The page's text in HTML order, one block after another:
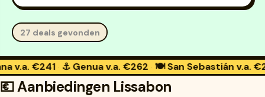
27 deals gevonden
· ⚓ Genua v.a. €262 · 🍽️ San Sebastiánv.a. €259 · 🛁
💶 Aanbiedingen Lissabon